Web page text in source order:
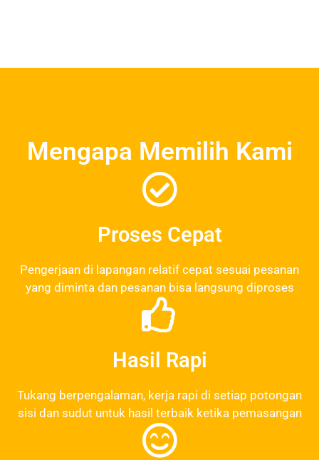
Mengapa Memilih Kami
Proses Cepat
Pengerjaan di lapangan relatif cepat sesuai pesanan
yang diminta dan pesanan bisa langsung diproses
Hasil Rapi
Tukang berpengalaman, kerja rapi di setiap potongan
sisi dan sudut untuk hasil terbaik ketika pemasangan